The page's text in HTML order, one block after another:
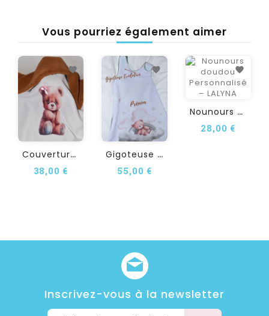
Vous pourriez également aimer
C
Ouverture Bébé...
38,00 €
G
Igoteuse Personnalisée...
55,00 €
N
Ounours Doudou...
28,00 €
Inscrivez-vous à la newsletter